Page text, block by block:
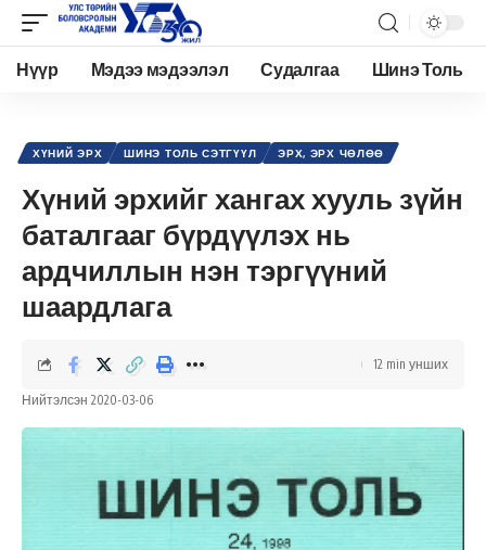
Нүүр Мэдээ мэдээлэл Судалгаа Шинэ Толь
ХҮНИЙ ЭРХ ШИНЭ ТОЛЬ СЭТГҮҮЛ ЭРХ, ЭРХ ЧӨЛӨӨ
Хүний эрхийг хангах хууль зүйн
баталгааг бүрдүүлэх нь
ардчиллын нэн тэргүүний
шаардлага
Нийтэлсэн 2020-03-06
12 min унших